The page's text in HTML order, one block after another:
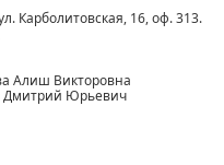
Карболитовская, 16, оф. 313.
Алиш Викторовна
Дмитрий Юрьевич